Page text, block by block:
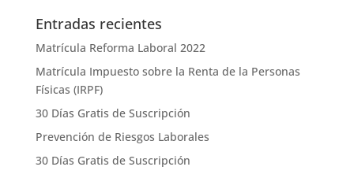
Entradas recientes
Matrícula Reforma Laboral 2022
Matrícula Impuesto sobre la Renta de la Personas
Físicas (IRPF)
30 Días Gratis de Suscripción
Prevención de Riesgos Laborales
30 Días Gratis de Suscripción